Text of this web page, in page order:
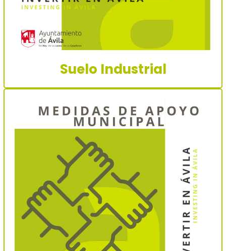
Suelo Industrial